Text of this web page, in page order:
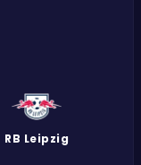
RB Leipzig